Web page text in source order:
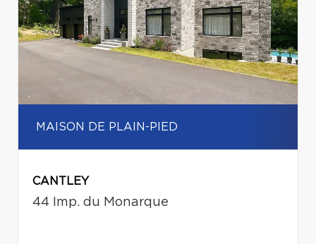
MAISON DE PLAIN-PIED
CANTLEY
44 Imp. du Monarque